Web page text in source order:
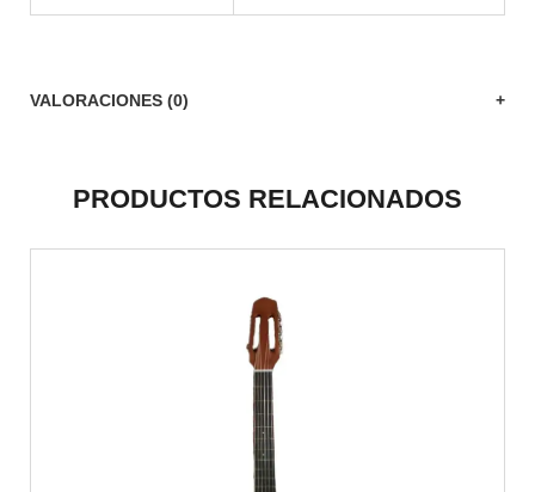
VALORACIONES (0)
PRODUCTOS RELACIONADOS